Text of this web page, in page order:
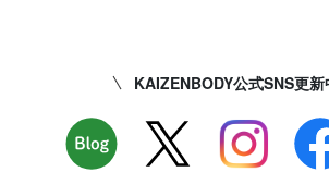
KAIZENBODY公式SNS更新